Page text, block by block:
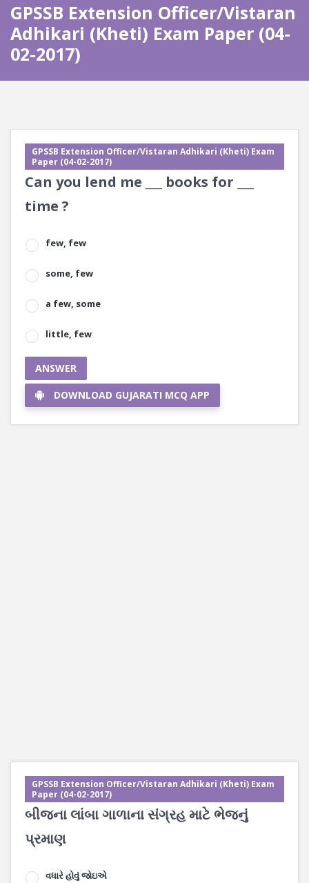
GPSSB Extension Officer/Vistaran
Adhikari (Kheti) Exam Paper (04-
02-2017)
GPSSB Extension Officer/Vistaran Adhikari (Kheti) Exam
Paper (04-02-2017)
Can you lend me ___ books for ___
time ?
few, few
some, few
a few, some
little, few
ANSWER
DOWNLOAD GUJARATI MCQ APP
GPSSB Extension Officer/Vistaran Adhikari (Kheti) Exam
Paper (04-02-2017)
બીજના લાંબા ગાળાના સંગ્રહ માટે ભેજનું
પ્રમાણ
વધારે હોવું જોઇએ